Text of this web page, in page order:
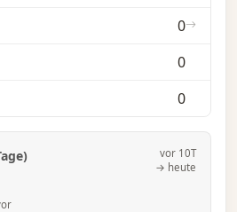
0
0
0
vor 10T
→ heute